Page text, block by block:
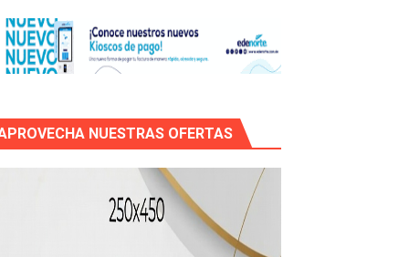
entre EEUU e Irán, tras la cancelación de un ataque.
NUESTRAS OFERTAS